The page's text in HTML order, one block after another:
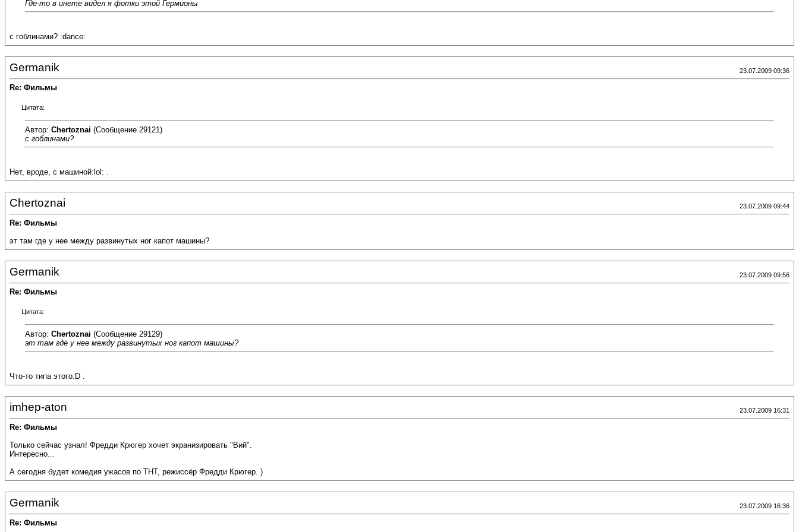
Где-то в инете видел я фотки этой Гермионы
с гоблинами? :dance:
Germanik 23.07.2009 09:36
Re: Фильмы
Цитата:
Автор: Chertoznai (Сообщение 29121)
с гоблинами?
Нет, вроде, с машиной:lol: .
Chertoznai 23.07.2009 09:44
Re: Фильмы
эт там где у нее между развинутых ног капот машины?
Germanik 23.07.2009 09:56
Re: Фильмы
Цитата:
Автор: Chertoznai (Сообщение 29129)
эт там где у нее между развинутых ног капот машины?
Что-то типа этого:D .
imhep-aton 23.07.2009 16:31
Re: Фильмы
Только сейчас узнал! Фредди Крюгер хочет экранизировать "Вий".
Интересно...
А сегодня будет комедия ужасов по ТНТ, режиссёр Фредди Крюгер. )
Germanik 23.07.2009 16:36
Re: Фильмы